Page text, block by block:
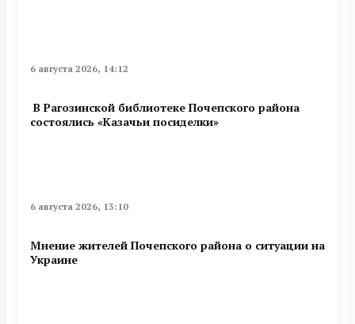
6 августа 2026, 14:12
В Рагозинской библиотеке Почепского района
состоялись «Казачьи посиделки»
6 августа 2026, 13:10
Мнение жителей Почепского района о ситуации на
Украине